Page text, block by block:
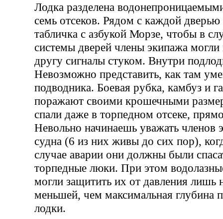
Лодка разделена
семь отсеков. Рядом с каждой дверью
табличка с азбукой Морзе, чтобы в
системы дверей члены экипажа могли
другу сигналы стуком. Внутри
Невозможно представить, как там
подводника. Боевая рубка, камбуз и
поражают своими крошечными
спали даже в торпедном отсеке,
Невольно начинаешь уважать членов
судна (6 из них живы до сих пор),
случае аварии они должны были
торпедные люки. При этом
могли защитить их от давления лишь
меньшей, чем максимальная глубина
лодки.